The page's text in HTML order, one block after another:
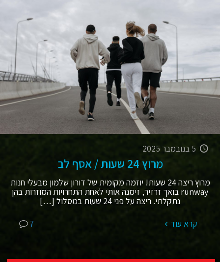
5 בנובמבר 2025
מרוץ 24 שעות / אסף לב
מרוץ ריצה 24 שעות! יוזמה מקומית של דורון שלמון מבעלי חנות
runway בואך זרזיר, זימנה אותי לאחת התחרויות המוזרות בהן
נתקלתי. ריצה על פני 24 שעות במסלול
[…]
7
קרא עוד